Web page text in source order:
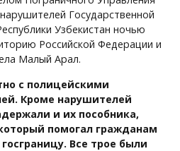
Государственной
Узбекистан ночью
Российской Федерации и
Малый Арал.
с полицейскими
Кроме нарушителей
и их пособника,
помогал гражданам
Все трое были